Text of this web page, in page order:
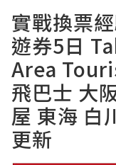
實戰換票
遊券5日
Area
飛巴士 大
屋 東海 白
更新